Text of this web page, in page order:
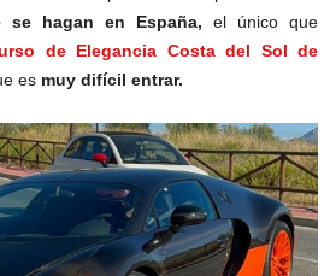
se hagan en España, el único que
de Elegancia Costa del Sol de
es muy difícil entrar.